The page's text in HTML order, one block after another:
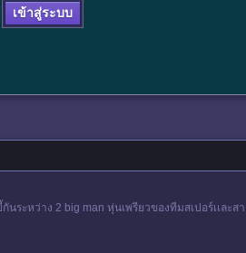
เข้าสู่ระบบ
นระหว่าง 2 big man หุ่นเพรียวของทีมสเปอร์เเ